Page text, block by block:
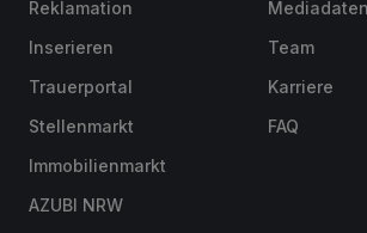
Reklamation
Inserieren
Trauerportal
Stellenmarkt
Immobilienmarkt
AZUBI NRW
Mediadaten
Team
Karriere
FAQ